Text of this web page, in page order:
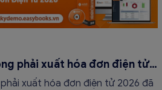
phải xuất hóa đơn điện tử
xuất hóa đơn điện tử 2026 đã